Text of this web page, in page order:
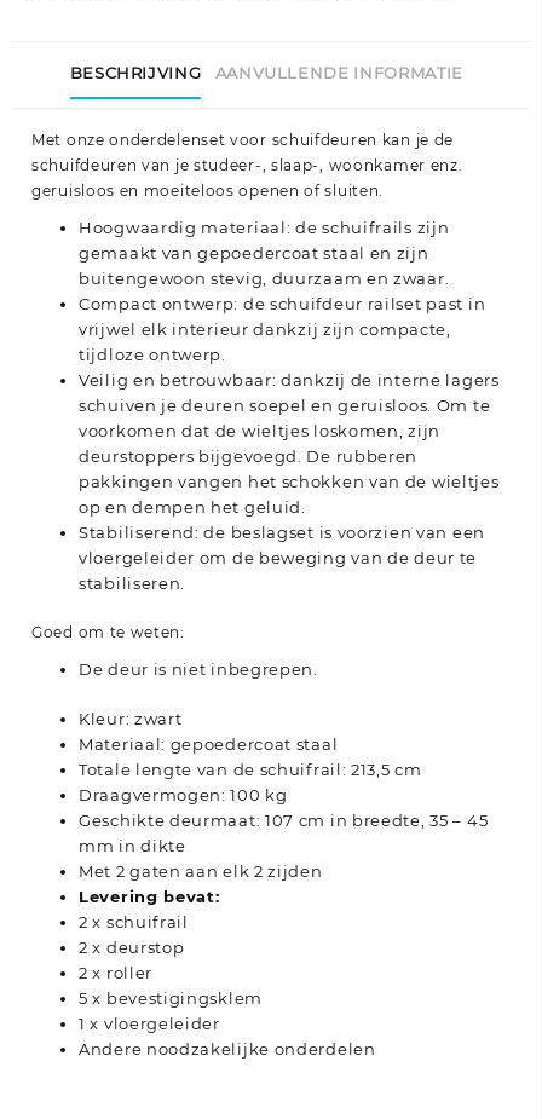
BESCHRIJVING AANVULLENDE INFORMATIE
Met onze onderdelenset voor schuifdeuren kan je de
schuifdeuren van je studeer-, slaap-, woonkamer enz.
geruisloos en moeiteloos openen of sluiten.
Hoogwaardig materiaal: de schuifrails zijn
gemaakt van gepoedercoat staal en zijn
buitengewoon stevig, duurzaam en zwaar.
Compact ontwerp: de schuifdeur railset past in
vrijwel elk interieur dankzij zijn compacte,
tijdloze ontwerp.
Veilig en betrouwbaar: dankzij de interne lagers
schuiven je deuren soepel en geruisloos. Om te
voorkomen dat de wieltjes loskomen, zijn
deurstoppers bijgevoegd. De rubberen
pakkingen vangen het schokken van de wieltjes
op en dempen het geluid.
Stabiliserend: de beslagset is voorzien van een
vloergeleider om de beweging van de deur te
stabiliseren.
Goed om te weten:
De deur is niet inbegrepen.
Kleur: zwart
Materiaal: gepoedercoat staal
Totale lengte van de schuifrail: 213,5 cm
Draagvermogen: 100 kg
Geschikte deurmaat: 107 cm in breedte, 35 – 45
mm in dikte
Met 2 gaten aan elk 2 zijden
Levering bevat:
2 x schuifrail
2 x deurstop
2 x roller
5 x bevestigingsklem
1 x vloergeleider
Andere noodzakelijke onderdelen